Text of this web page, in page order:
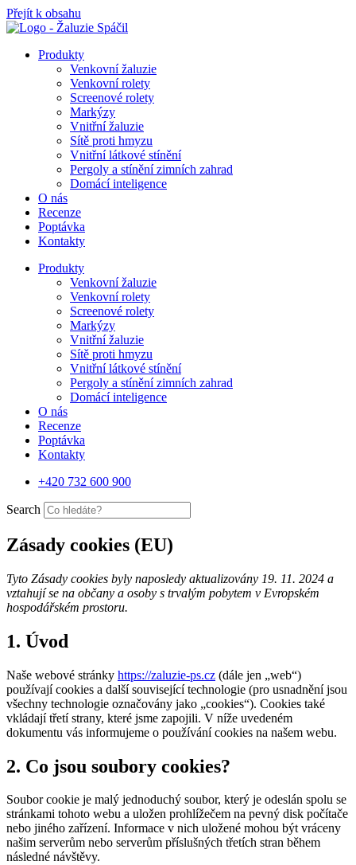
Přejít k obsahu
Produkty
Venkovní žaluzie
Venkovní rolety
Screenové rolety
Markýzy
Vnitřní žaluzie
Sítě proti hmyzu
Vnitřní látkové stínění
Pergoly a stínění zimních zahrad
Domácí inteligence
O nás
Recenze
Poptávka
Kontakty
Produkty
Venkovní žaluzie
Venkovní rolety
Screenové rolety
Markýzy
Vnitřní žaluzie
Sítě proti hmyzu
Vnitřní látkové stínění
Pergoly a stínění zimních zahrad
Domácí inteligence
O nás
Recenze
Poptávka
Kontakty
+420 732 600 900
Search
Zásady cookies (EU)
Tyto Zásady cookies byly naposledy aktualizovány 19. 11. 2024 a
vztahují se na občany a osoby s trvalým pobytem v Evropském
hospodářském prostoru.
1. Úvod
Naše webové stránky https://zaluzie-ps.cz (dále jen „web“)
používají cookies a další související technologie (pro usnadnění jsou
všechny technologie označovány jako „cookies“). Cookies také
vkládají třetí strany, které jsme zapojili. V níže uvedeném
dokumentu vás informujeme o používání cookies na našem webu.
2. Co jsou soubory cookies?
Soubor cookie je malý jednoduchý soubor, který je odeslán spolu se
stránkami tohoto webu a uložen prohlížečem na pevný disk počítače
nebo jiného zařízení. Informace v nich uložené mohou být vráceny
našim serverům nebo serverům příslušných třetích stran během
následné návštěvy.